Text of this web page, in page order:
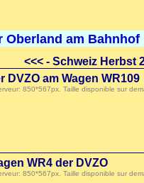
Oberland am
<<<- Schweiz Herbst
DVZO am Wagen WR109
850*567px. Taille disponible sur
WR4 der DVZO
850*567px. Taille disponible sur